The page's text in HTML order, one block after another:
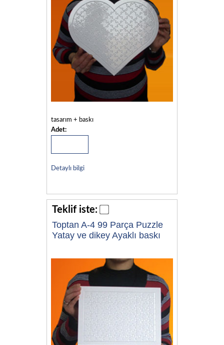
tasarım + baskı
Adet:
Detaylı bilgi
Teklif iste:
Toptan A-4 99 Parça Puzzle
Yatay ve dikey Ayaklı baskı